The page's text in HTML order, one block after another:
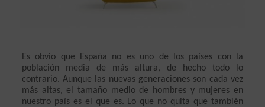
Es obvio que España no es uno de los países con la
población media de más altura, de hecho todo lo
contrario. Aunque las nuevas generaciones son cada vez
más altas, el tamaño medio de hombres y mujeres en
nuestro país es el que es. Lo que no quita que también